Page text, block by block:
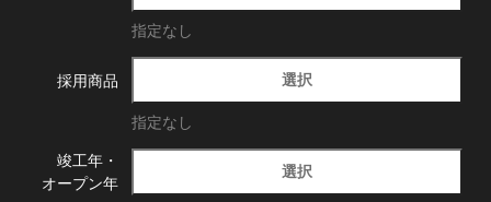
指定なし
採用商品 選択
指定なし
竣工年・
オープン年
選択